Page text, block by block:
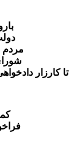
مردم
تا کارزار